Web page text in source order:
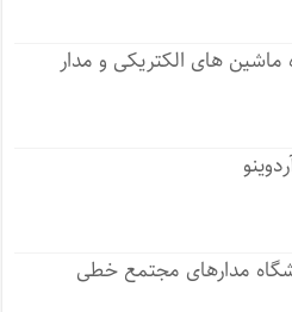
ماشین های الکتریکی و مدار
مدارهای مجتمع خطی